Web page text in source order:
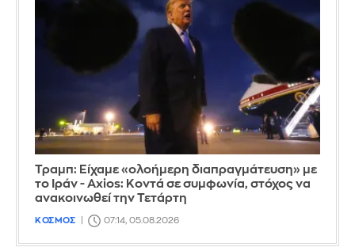
Τραμπ: Είχαμε «ολοήμερη διαπραγμάτευση» με
το Ιράν - Axios: Κοντά σε συμφωνία, στόχος να
ανακοινωθεί την Τετάρτη
ΚΟΣΜΟΣ 07:14, 05.08.2026